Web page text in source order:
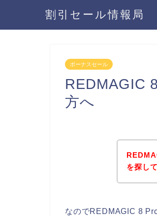
割引セール情報局
ボーナスセール
REDMAGIC
方へ
を探し
なのでREDMAGIC 8